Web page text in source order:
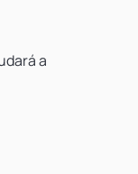
a